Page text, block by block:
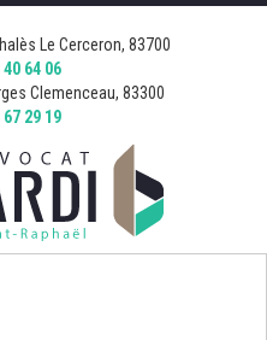
Georges Clemenceau, 83300
BERNARDI
wp-
]
83700 Saint-Raphaël,
SAINT RAPHAEL"
wp-
]
Le Cerceron, 83700
40 64 06
Clemenceau, 83300
67 29 19